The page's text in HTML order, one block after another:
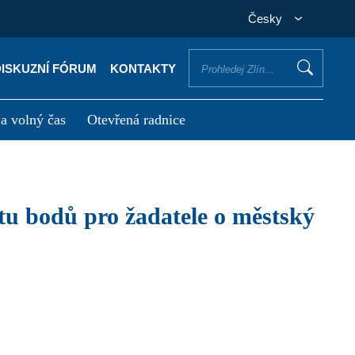
Česky
FÓRUM KONTAKTY
volný čas Otevřená radnice